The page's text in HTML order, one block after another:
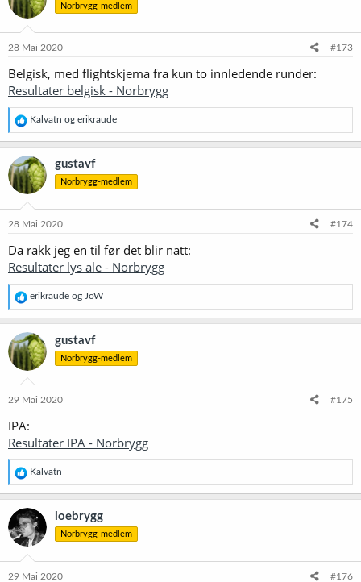
j
o
e
:
Norbrygg-medlem
28 Mai 2020 #173
Belgisk, med flightskjema fra kun to innledende runder:
Resultater belgisk - Norbrygg
R
e
a
k
s
j
o
e
:
Kalvatn og erikraude
gustavf
Norbrygg-medlem
28 Mai 2020 #174
Da rakk jeg en til før det blir natt:
Resultater lys ale - Norbrygg
R
e
a
k
s
j
o
e
erikraude og JoW
gustavf
Norbrygg-medlem
29 Mai 2020 #175
IPA:
Resultater IPA - Norbrygg
R
e
a
k
s
j
o
e
Kalvatn
loebrygg
Norbrygg-medlem
29 Mai 2020 #176